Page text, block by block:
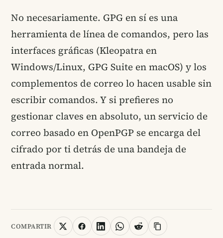
No necesariamente. GPG en sí es una
herramienta de línea de comandos, pero las
interfaces gráficas (Kleopatra en
Windows/Linux, GPG Suite en macOS) y los
complementos de correo lo hacen usable sin
escribir comandos. Y si prefieres no
gestionar claves en absoluto, un servicio de
correo basado en OpenPGP se encarga del
cifrado por ti detrás de una bandeja de
entrada normal.
COMPARTIR